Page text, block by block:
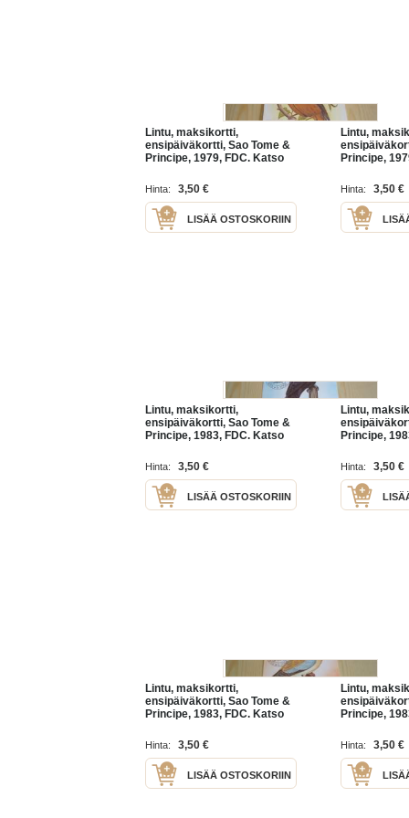
Lintu, maksikortti,
ensipäiväkortti, Sao Tome &
Principe, 1979, FDC. Katso
noin 1200 erilaista
amerikkalaista
ensipäiväkuorta
Hinta: 3,50 €
LISÄÄ OSTOSKORIIN
Lintu,
Principe,
noin 1200
Hinta: 3,50 €
Lintu, maksikortti,
ensipäiväkortti, Sao Tome &
Principe, 1983, FDC. Katso
noin 1200 erilaista
amerikkalaista
ensipäiväkuorta
Hinta: 3,50 €
LISÄÄ OSTOSKORIIN
Lintu,
Principe,
noin 1200
Hinta: 3,50 €
Lintu, maksikortti,
ensipäiväkortti, Sao Tome &
Principe, 1983, FDC. Katso
noin 1200 erilaista
amerikkalaista
ensipäiväkuorta
Hinta: 3,50 €
LISÄÄ OSTOSKORIIN
Lintu,
Principe,
noin 1200
Hinta: 3,50 €